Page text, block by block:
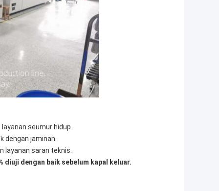
seumur hidup.
dengan jaminan.
layanan saran teknis.
diuji dengan baik sebelum kapal keluar.